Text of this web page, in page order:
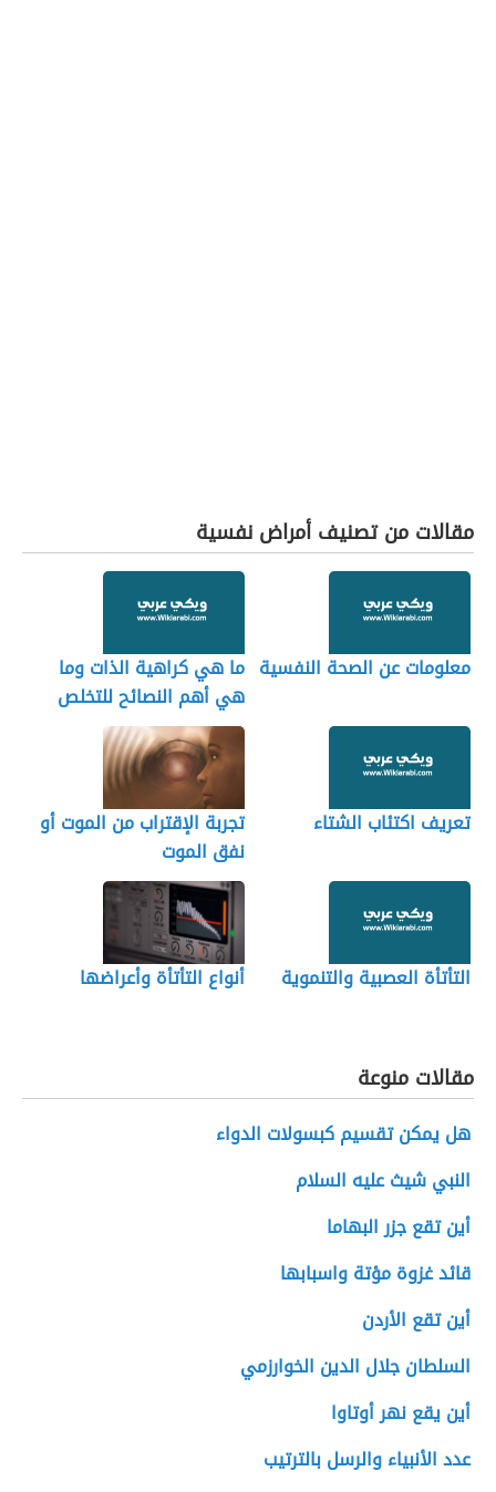
مقالات من تصنيف أمراض نفسية
معلومات عن الصحة النفسية ما هي كراهية الذات وما
هي أهم النصائح للتخلص
منها
تعريف اكتئاب الشتاء
تجربة الإقتراب من الموت أو
نفق الموت
التأتأة العصبية والتنموية أنواع التأتأة وأعراضها
مقالات منوعة
هل يمكن تقسيم كبسولات الدواء
النبي شيث عليه السلام
أين تقع جزر البهاما
قائد غزوة مؤتة واسبابها
أين تقع الأردن
السلطان جلال الدين الخوارزمي
أين يقع نهر أوتاوا
عدد الأنبياء والرسل بالترتيب